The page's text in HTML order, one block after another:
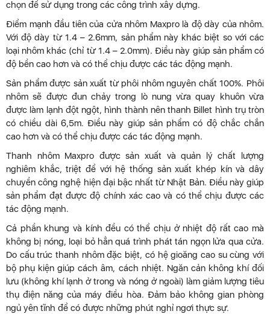
chọn để sử dụng trong các công trình xây dựng.
Điểm mạnh đầu tiên của cửa nhôm Maxpro là độ dày của nhôm.
Với độ dày từ 1.4 – 2.6mm, sản phẩm này khác biệt so với các
loại nhôm khác (chỉ từ 1.4 – 2.0mm). Điều này giúp sản phẩm có
độ bền cao hơn và có thể chịu được các tác động mạnh.
Sản phẩm được sản xuất từ phôi nhôm nguyên chất 100%. Phôi
nhôm sẽ được đun chảy trong lò nung vừa quay khuôn vừa
được làm lạnh đột ngột, hình thành nên thanh Billet hình trụ tròn
có chiều dài 6,5m. Điều này giúp sản phẩm có độ chắc chắn
cao hơn và có thể chịu được các tác động mạnh.
Thanh nhôm Maxpro được sản xuất và quản lý chất lượng
nghiêm khắc, triệt để với hệ thống sản xuất khép kín và dây
chuyền công nghệ hiện đại bậc nhất từ Nhật Bản. Điều này giúp
sản phẩm đạt được độ chính xác cao và có thể chịu được các
tác động mạnh.
Cả phần khung và kính đều có thể chịu ở nhiệt độ rất cao mà
không bị nóng, loại bỏ hẳn quá trình phát tán ngọn lửa qua cửa.
Do cấu trúc thanh nhôm đặc biệt, có hệ gioăng cao su cùng với
bộ phụ kiện giúp cách âm, cách nhiệt. Ngăn cản không khí đối
lưu (không khí lạnh ở trong và nóng ở ngoài) làm giảm lượng tiêu
thụ điện năng của máy điều hòa. Đảm bảo không gian phòng
ngủ yên tĩnh để có được những phút nghỉ ngơi thực sự.